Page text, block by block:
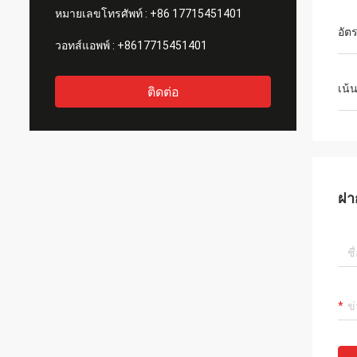
หมายเลขโทรศัพท์ : +86 17715451401
วอทส์แอพพ์ : +8617715451401
ติดต่อ
อัต
เน้น
ฝ